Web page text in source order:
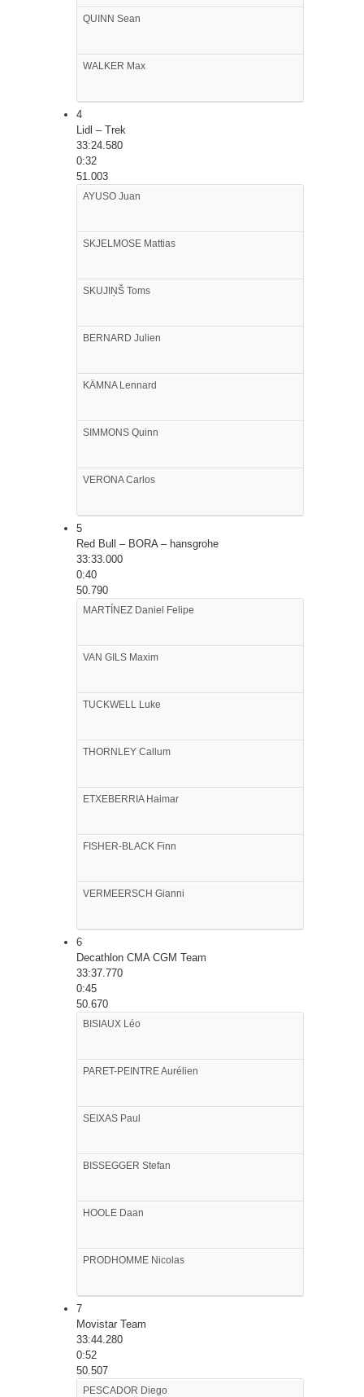
QUINN Sean
WALKER Max
4
Lidl – Trek
33:24.580
0:32
51.003
AYUSO Juan
SKJELMOSE Mattias
SKUJIŅŠ Toms
BERNARD Julien
KÄMNALennard
SIMMONS Quinn
VERONACarlos
5
Red Bull – BORA – hansgrohe
33:33.000
0:40
50.790
MARTÍNEZ Daniel Felipe
VAN GILS Maxim
TUCKWELL Luke
THORNLEY Callum
ETXEBERRIAHaimar
FISHER-BLACK Finn
VERMEERSCH Gianni
6
Decathlon CMA CGM Team
33:37.770
0:45
50.670
BISIAUX Léo
PARET-PEINTREAurélien
SEIXAS Paul
BISSEGGER Stefan
HOOLE Daan
PRODHOMME Nicolas
7
Movistar Team
33:44.280
0:52
50.507
PESCADOR Diego